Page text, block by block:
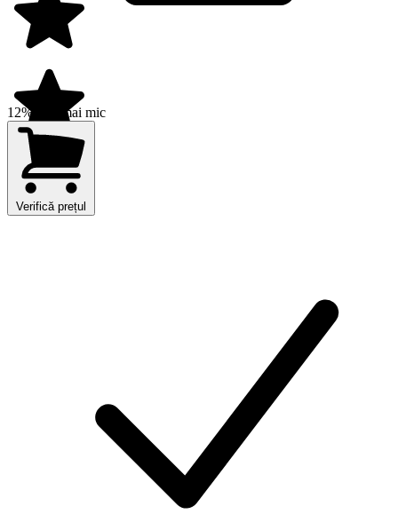
12% preț mai mic
Verifică prețul